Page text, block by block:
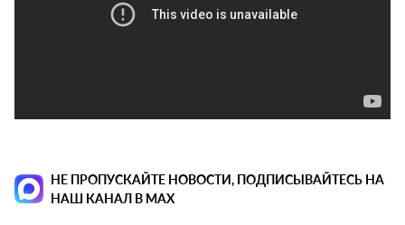
НЕ ПРОПУСКАЙТЕ НОВОСТИ, ПОДПИСЫВАЙТЕСЬ НА
НАШ КАНАЛ В MAX